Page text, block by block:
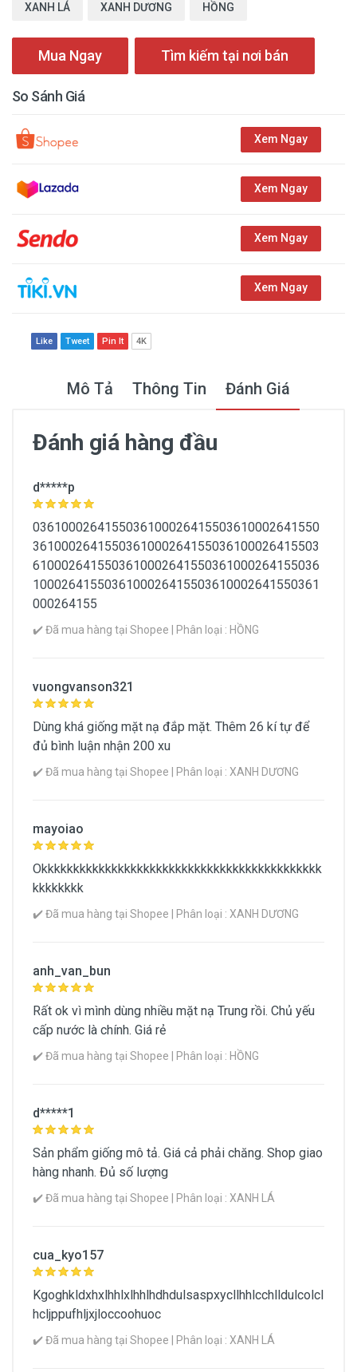
XANH LÁ XANH DƯƠNG HỒNG
Mua Ngay Tìm kiếm tại nơi bán
So Sánh Giá
Xem Ngay
Xem Ngay
Xem Ngay
Xem Ngay
Like Tweet Pin It 4K
Mô Tả Thông Tin Đánh Giá
Thông Tin Chung
Thương hiệu
No Brand
Dạng sản phẩm
Dạng giấy
Dành cho loại da
Dung tích (ml)
20
Giới tính
Khối lượng (g)
Xem Chi Tiết Thông Tin Sản Phẩm
Đánh giá hàng đầu
d*****p
0361000264155036100026415503610002641550
3610002641550361000264155036100026415503
6100026415503610002641550361000264155036
1000264155036100026415503610002641550361
000264155
✔️ Đã mua hàng tại Shopee | Phân loại : HỒNG
vuongvanson321
Dùng khá giống mặt nạ đắp mặt. Thêm 26 kí tự để
đủ bình luận nhận 200 xu
✔️ Đã mua hàng tại Shopee | Phân loại : XANH DƯƠNG
mayoiao
Okkkkkkkkkkkkkkkkkkkkkkkkkkkkkkkkkkkkkkkkkkkk
kkkkkkkk
✔️ Đã mua hàng tại Shopee | Phân loại : XANH DƯƠNG
anh_van_bun
Rất ok vì mình dùng nhiều mặt nạ Trung rồi. Chủ yếu
cấp nước là chính. Giá rẻ
✔️ Đã mua hàng tại Shopee | Phân loại : HỒNG
d*****1
Sản phẩm giống mô tả. Giá cả phải chăng. Shop giao
hàng nhanh. Đủ số lượng
✔️ Đã mua hàng tại Shopee | Phân loại : XANH LÁ
cua_kyo157
Kgoghkldxhxlhhlxlhhlhdhdulsaspxycllhhlcchlldulcolcl
hcljppufhljxjloccoohuoc
✔️ Đã mua hàng tại Shopee | Phân loại : XANH LÁ